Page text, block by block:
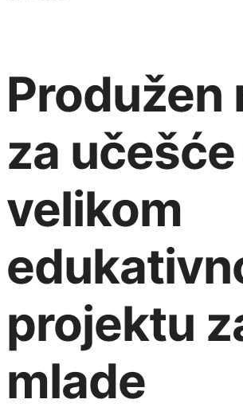
Produžen
za učešće
velikom
projektu
mlade